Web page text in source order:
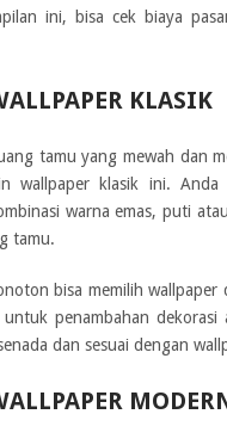
ini, bisa cek biaya
KLASIK
tamu yang mewah dan
wallpaper klasik ini. Anda
warna emas, puti
tamu.
bisa memilih wallpaper
penambahan dekorasi
dan sesuai dengan